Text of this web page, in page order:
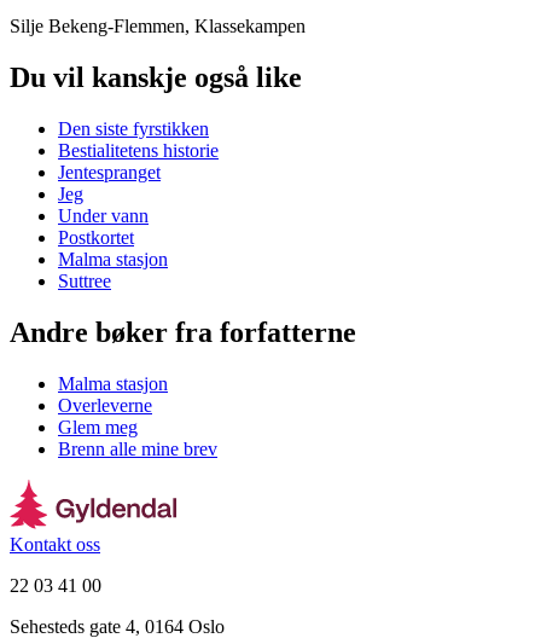
Silje Bekeng-Flemmen, Klassekampen
Du vil kanskje også like
Den siste fyrstikken
Bestialitetens historie
Jentespranget
Jeg
Under vann
Postkortet
Malma stasjon
Suttree
Andre bøker fra forfatterne
Malma stasjon
Overleverne
Glem meg
Brenn alle mine brev
Kontakt oss
22 03 41 00
Sehesteds gate 4, 0164 Oslo